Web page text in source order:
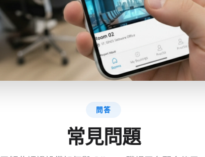
問答
常見問題